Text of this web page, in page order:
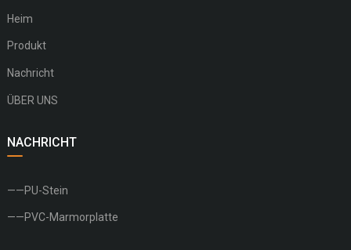
Heim
Produkt
Nachricht
ÜBER UNS
NACHRICHT
——PU-Stein
——PVC-Marmorplatte